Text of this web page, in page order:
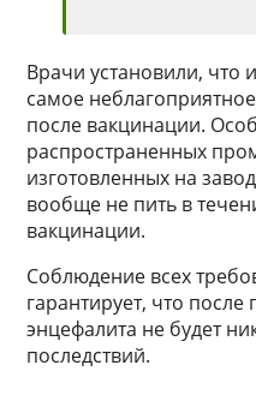
Врачи установили, что
самое
после вакцинации.
распространенных
изготовленных на
вообще не пить в
вакцинации.
Соблюдение всех
гарантирует, что
энцефалита не будет
последствий.